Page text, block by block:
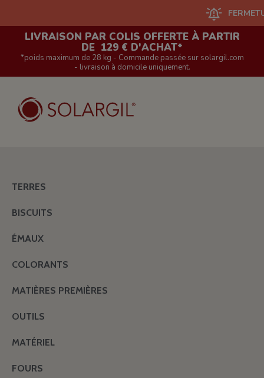
FERMETURE
LIVRAISON PAR COLIS OFFERTE À PARTIR
DE 129 € D'ACHAT*
*poids maximum de 28 kg - Commande passée sur solargil.com
- livraison à domicile uniquement.
TERRES
BISCUITS
ÉMAUX
COLORANTS
MATIÈRES PREMIÈRES
OUTILS
MATÉRIEL
FOURS